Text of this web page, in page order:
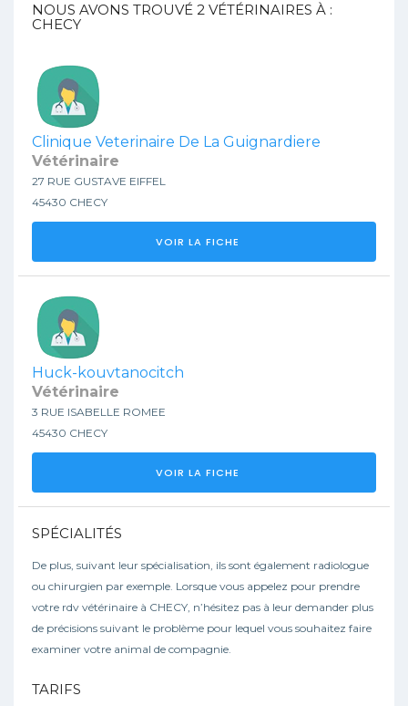
NOUS AVONS TROUVÉ 2 VÉTÉRINAIRES À :
CHECY
Clinique Veterinaire De La Guignardiere
Vétérinaire
27 RUE GUSTAVE EIFFEL
45430 CHECY
VOIR LA FICHE
Huck-kouvtanocitch
Vétérinaire
3 RUE ISABELLE ROMEE
45430 CHECY
VOIR LA FICHE
SPÉCIALITÉS
De plus, suivant leur spécialisation, ils sont également radiologue
ou chirurgien par exemple. Lorsque vous appelez pour prendre
votre rdv vétérinaire à CHECY, n’hésitez pas à leur demander plus
de précisions suivant le problème pour lequel vous souhaitez faire
examiner votre animal de compagnie.
TARIFS